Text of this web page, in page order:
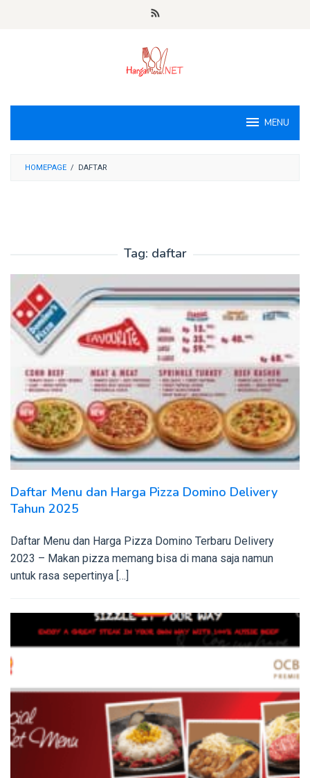
MENU
HOMEPAGE / DAFTAR
Tag: daftar
Daftar Menu dan Harga Pizza Domino Delivery
Tahun 2025
Daftar Menu dan Harga Pizza Domino Terbaru Delivery
2023 – Makan pizza memang bisa di mana saja namun
untuk rasa sepertinya […]